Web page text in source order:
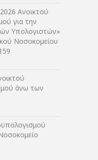
Ανοικτού
για την
Υπολογιστών»
Νοσοκομείου
άνω των